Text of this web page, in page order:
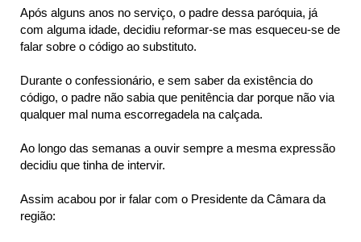
Após alguns anos no serviço, o padre dessa paróquia, já
com alguma idade, decidiu reformar-se mas esqueceu-se de
falar sobre o código ao substituto.
Durante o confessionário, e sem saber da existência do
código, o padre não sabia que penitência dar porque não via
qualquer mal numa escorregadela na calçada.
Ao longo das semanas a ouvir sempre a mesma expressão
decidiu que tinha de intervir.
Assim acabou por ir falar com o Presidente da Câmara da
região: